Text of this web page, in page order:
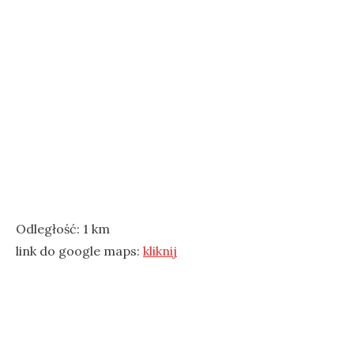
Odległość: 1 km
link do google maps: kliknij